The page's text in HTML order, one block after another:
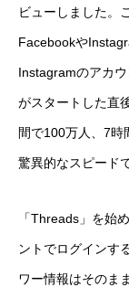
ビューしました。
Facebookや
Instagramのアカ
がスタートした直
間で100万人、7時
驚異的なスピード
「Threads」を始
ントでログインす
ワー情報はそのま